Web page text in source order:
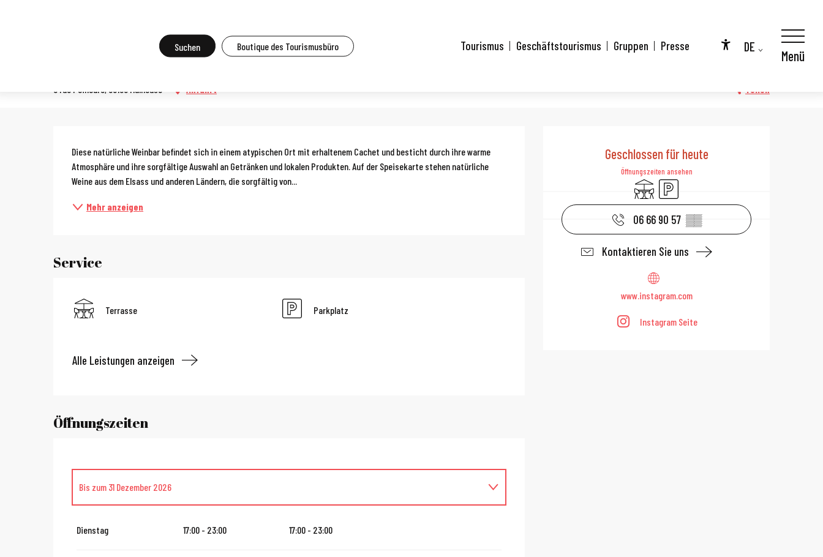
Boutique des Tourismusbüro
Accessibilité
Suche DE
Tourismus Geschäftstourismus Gruppen Presse
Menü
Le Surnaturel
6 rue Poincaré, 68100 Mulhouse Anfahrt Teilen
Öffnungszeiten
Geschlossen für heute
Öffnungszeiten ansehen
TerrasseParkplatz
06 66 90 57 ▒▒
Kontaktieren Sie uns
www.instagram.com
Instagram Seite
Beschreibung
Diese natürliche Weinbar befindet sich in einem atypischen Ort mit erhaltenem Cachet und besticht durch ihre warme
Atmosphäre und ihre sorgfältige Auswahl an Getränken und lokalen Produkten. Auf der Speisekarte stehen natürliche
Weine aus dem Elsass und anderen Ländern, die sorgfältig von...
Mehr anzeigen
Service
Terrasse Parkplatz
Alle Leistungen anzeigen
Öffnungszeiten
Bis zum 31 Dezember 2026
Dienstag 17:00 - 23:00 17:00 - 23:00